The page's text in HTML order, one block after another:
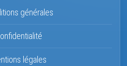
générales
légales